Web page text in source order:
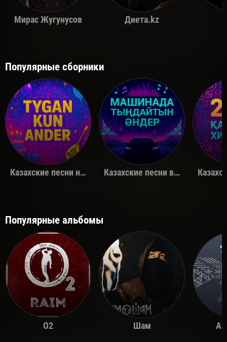
Мирас Жугунусов Диета.kz
Популярные сборники
Казахские песни на день рождения Казахские песни в машину
Популярные альбомы
O2 Шам